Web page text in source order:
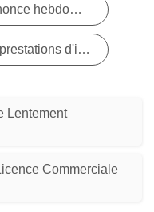
Comment obtenir l'annonce hebdomadaire Wal-Mart
Comment obtenir des prestations d'invalidité pour dyslexie
Lentement
Commerciale